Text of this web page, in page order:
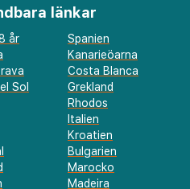
länkar
år
Spanien
Kanarieöarna
Costa Blanca
Sol
Grekland
Rhodos
Italien
Kroatien
Bulgarien
Marocko
Madeira